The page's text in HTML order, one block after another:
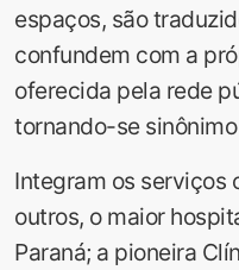
espaços, são
confundem com a
oferecida pela rede
tornando-se sinônimo
Integram os serviços
outros, o maior
Paraná; a pioneira